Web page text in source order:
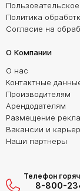
Политика
Согласие на
О Компании
О нас
Контактные
Производителям
Арендодателям
Размещение
Вакансии и
Наши партнеры
Телефон
8-800-